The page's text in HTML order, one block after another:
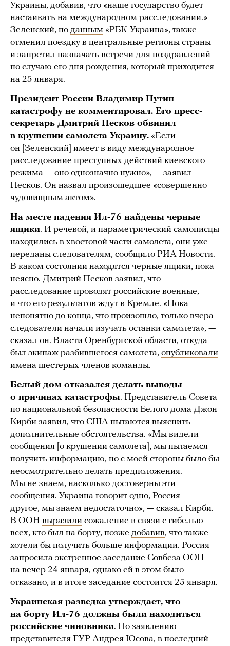
Украины, добавив, что «наше государство будет
настаивать на международном расследовании.»
Зеленский, по данным «РБК-Украина», также
отменил поездку в центральные регионы страны
и запретил назначать встречи для поздравлений
по случаю его дня рождения, который приходится
на 25 января.
Президент России Владимир Путин
катастрофу не комментировал. Его пресс-
секретарь Дмитрий Песков обвинил
в крушении самолета Украину. «Если
он [Зеленский] имеет в виду международное
расследование преступных действий киевского
режима — оно однозначно нужно», — заявил
Песков. Он назвал произошедшее «совершенно
чудовищным актом».
На месте падения Ил-76 найдены черные
ящики. И речевой, и параметрический самописцы
находились в хвостовой части самолета, они уже
переданы следователям, сообщило РИА Новости.
В каком состоянии находятся черные ящики, пока
неясно. Дмитрий Песков заявил, что
расследование проводят российские военные,
и что его результатов ждут в Кремле. «Пока
непонятно до конца, что произошло, только вчера
следователи начали изучать останки самолета», —
сказал он. Власти Оренбургской области, откуда
был экипаж разбившегося самолета, опубликовали
имена шестерых членов команды.
Белый дом отказался делать выводы
о причинах катастрофы. Представитель Совета
по национальной безопасности Белого дома Джон
Кирби заявил, что США пытаются выяснить
дополнительные обстоятельства. «Мы видели
сообщения [о крушении самолета], мы пытаемся
получить информацию, но с моей стороны было бы
неосмотрительно делать предположения.
Мы не знаем, насколько достоверны эти
сообщения. Украина говорит одно, Россия —
другое, мы знаем недостаточно», — сказал Кирби.
В ООН выразили сожаление в связи с гибелью
всех, кто был на борту, позже добавив, что также
хотели бы получить больше информации. Россия
запросила экстренное заседание Совбеза ООН
на вечер 24 января, однако ей в этом было
отказано, и в итоге заседание состоится 25 января.
Украинская разведка утверждает, что
на борту Ил-76 должны были находиться
российские чиновники. По заявлению
представителя ГУР Андрея Юсова, в последний